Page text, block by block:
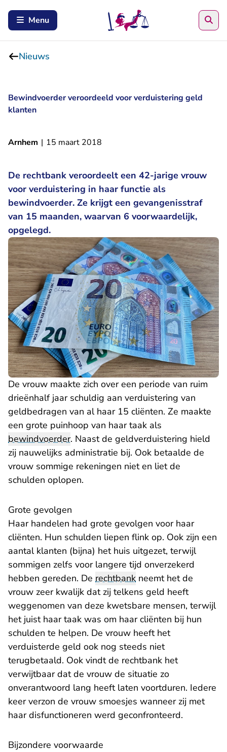
Menu
Nieuws
Bewindvoerder veroordeeld voor verduistering geld
klanten
Arnhem | 15 maart 2018
De rechtbank veroordeelt een 42-jarige vrouw
voor verduistering in haar functie als
bewindvoerder. Ze krijgt een gevangenisstraf
van 15 maanden, waarvan 6 voorwaardelijk,
opgelegd.
De vrouw maakte zich over een periode van ruim
drieënhalf jaar schuldig aan verduistering van
geldbedragen van al haar 15 cliënten. Ze maakte
een grote puinhoop van haar taak als
bewindvoerder. Naast de geldverduistering hield
zij nauwelijks administratie bij. Ook betaalde de
vrouw sommige rekeningen niet en liet de
schulden oplopen.
Grote gevolgen
Haar handelen had grote gevolgen voor haar
cliënten. Hun schulden liepen flink op. Ook zijn een
aantal klanten (bijna) het huis uitgezet, terwijl
sommigen zelfs voor langere tijd onverzekerd
hebben gereden. De rechtbank neemt het de
vrouw zeer kwalijk dat zij telkens geld heeft
weggenomen van deze kwetsbare mensen, terwijl
het juist haar taak was om haar cliënten bij hun
schulden te helpen. De vrouw heeft het
verduisterde geld ook nog steeds niet
terugbetaald. Ook vindt de rechtbank het
verwijtbaar dat de vrouw de situatie zo
onverantwoord lang heeft laten voortduren. Iedere
keer verzon de vrouw smoesjes wanneer zij met
haar disfunctioneren werd geconfronteerd.
Bijzondere voorwaarde